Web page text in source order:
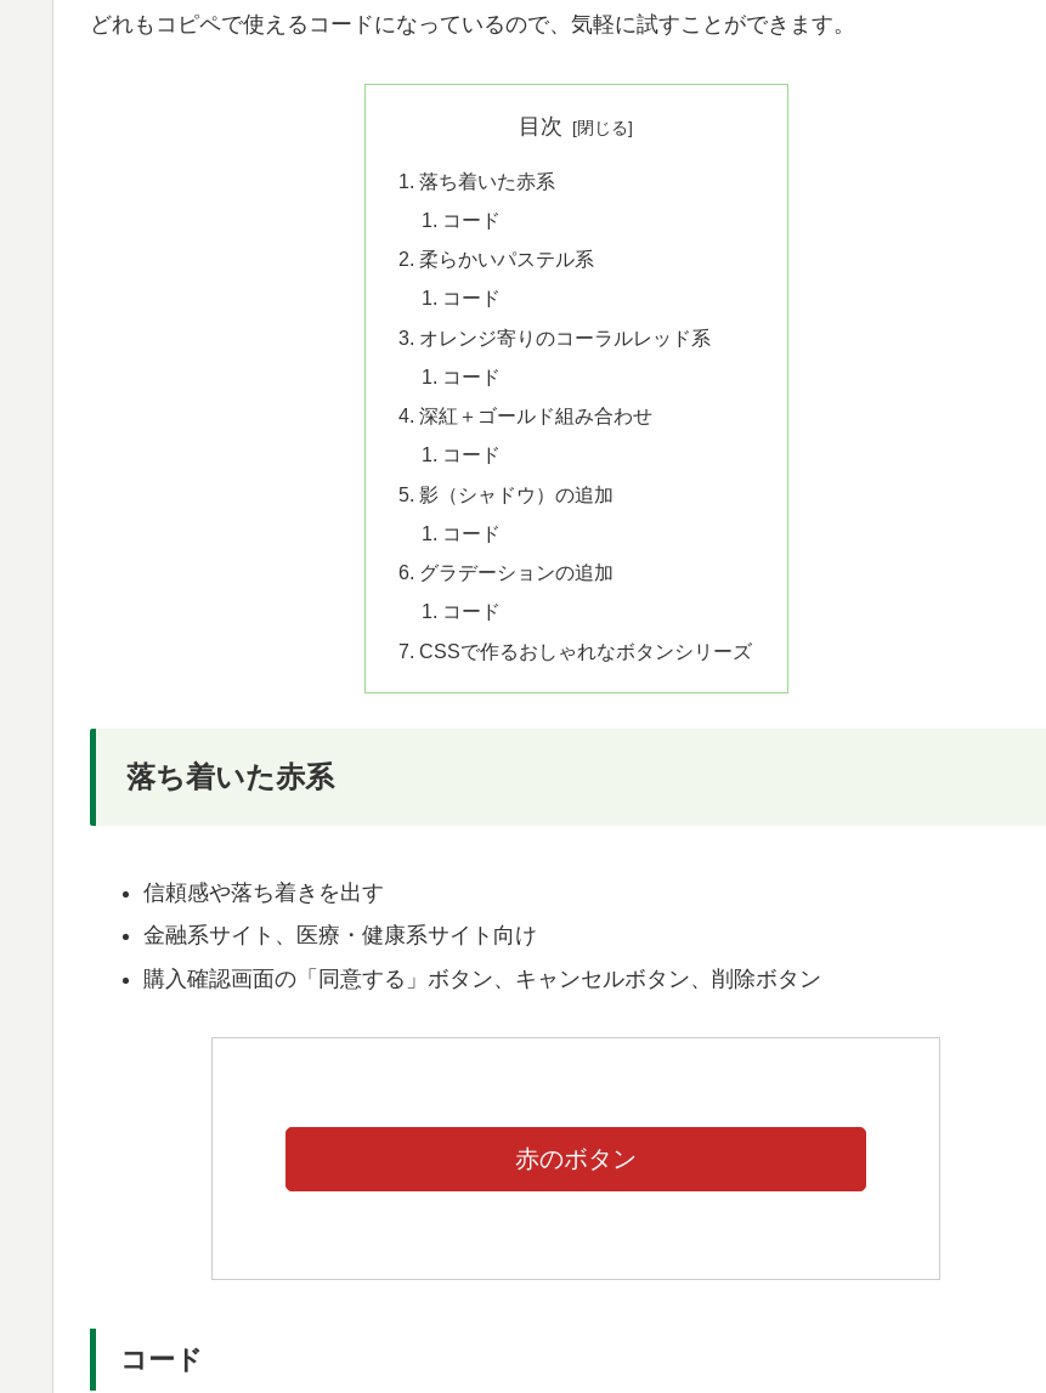
どれもコピペで使えるコードになっているので、気軽に試すことができます。
目次
落ち着いた赤系
コード
柔らかいパステル系
コード
オレンジ寄りのコーラルレッド系
コード
深紅＋ゴールド組み合わせ
コード
影（シャドウ）の追加
コード
グラデーションの追加
コード
CSSで作るおしゃれなボタンシリーズ
落ち着いた赤系
信頼感や落ち着きを出す
金融系サイト、医療・健康系サイト向け
購入確認画面の「同意する」ボタン、キャンセルボタン、削除ボタン
赤のボタン
コード